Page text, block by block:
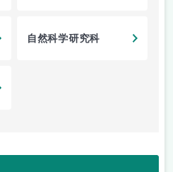
自然科学研究科